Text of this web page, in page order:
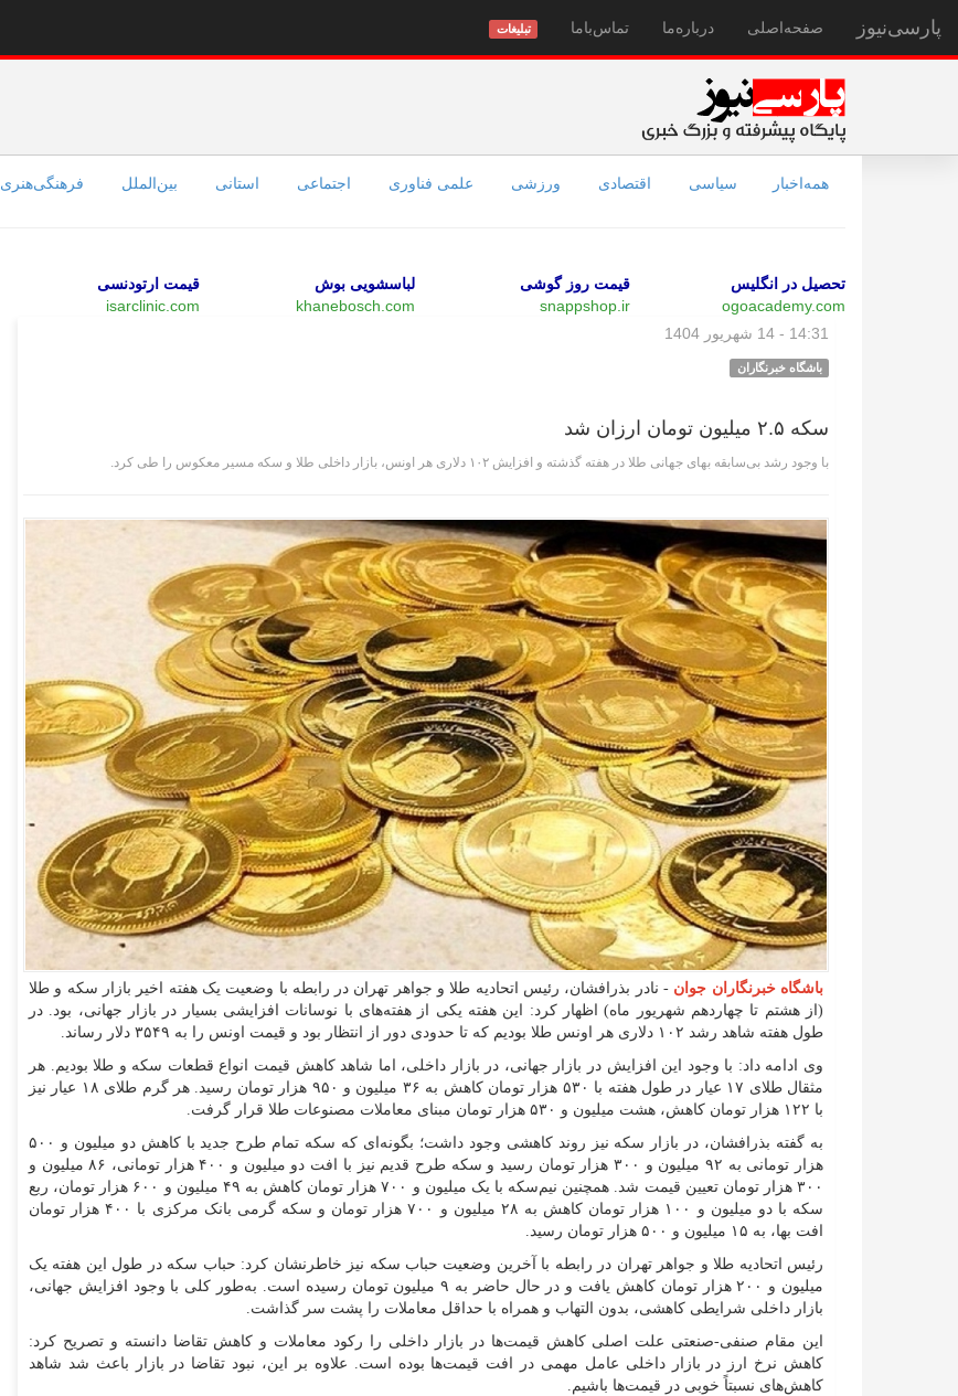
پارسی‌نیوز صفحه‌اصلی درباره‌ما تماس‌با‌ما تبلیغات
همه‌اخبار سیاسی اقتصادی ورزشی علمی فناوری اجتماعی استانی بین‌الملل فرهنگی‌هنری
تحصیل در انگلیس
ogoacademy.com
قیمت روز گوشی
snappshop.ir
لباسشویی بوش
khanebosch.com
قیمت ارتودنسی
isarclinic.com
14:31 - 14 شهریور 1404
باشگاه خبرنگاران
سکه ۲.۵ میلیون تومان ارزان شد
با وجود رشد بی‌سابقه بهای جهانی طلا در هفته گذشته و افزایش ۱۰۲ دلاری هر اونس، بازار داخلی طلا و سکه مسیر معکوس را طی کرد.
باشگاه خبرنگاران جوان - نادر بذرافشان، رئیس اتحادیه طلا و جواهر تهران در رابطه با وضعیت یک هفته اخیر بازار سکه و طلا
(از هشتم تا چهاردهم شهریور ماه) اظهار کرد: این هفته یکی از هفته‌های با نوسانات افزایشی بسیار در بازار جهانی، بود. در
طول هفته شاهد رشد ۱۰۲ دلاری هر اونس طلا بودیم که تا حدودی دور از انتظار بود و قیمت اونس را به ٣۵۴٩ دلار رساند.
وی ادامه داد: با وجود این افزایش در بازار جهانی، در بازار داخلی، اما شاهد کاهش قیمت انواع قطعات سکه و طلا بودیم. هر
مثقال طلای ۱۷ عیار در طول هفته با ۵۳۰ هزار تومان کاهش به ۳۶ میلیون و ۹۵۰ هزار تومان رسید. هر گرم طلای ۱۸ عیار نیز
با ۱۲۲ هزار تومان کاهش، هشت میلیون و ۵۳۰ هزار تومان مبنای معاملات مصنوعات طلا قرار گرفت.
به گفته بذرافشان، در بازار سکه نیز روند کاهشی وجود داشت؛ بگونه‌ای که سکه تمام طرح جدید با کاهش دو میلیون و ۵۰۰
هزار تومانی به ۹۲ میلیون و ۳۰۰ هزار تومان رسید و سکه طرح قدیم نیز با افت دو میلیون و ۴۰۰ هزار تومانی، ۸۶ میلیون و
۳۰۰ هزار تومان تعیین قیمت شد. همچنین نیم‌سکه با یک میلیون و ۷۰۰ هزار تومان کاهش به ۴۹ میلیون و ۶۰۰ هزار تومان، ربع
سکه با دو میلیون و ۱۰۰ هزار تومان کاهش به ۲۸ میلیون و ۷۰۰ هزار تومان و سکه گرمی بانک مرکزی با ۴۰۰ هزار تومان
افت بها، به ۱۵ میلیون و ۵۰۰ هزار تومان رسید.
رئیس اتحادیه طلا و جواهر تهران در رابطه با آخرین وضعیت حباب سکه نیز خاطرنشان کرد: حباب سکه در طول این هفته یک
میلیون و ۲۰۰ هزار تومان کاهش یافت و در حال حاضر به ۹ میلیون تومان رسیده است. به‌طور کلی با وجود افزایش جهانی،
بازار داخلی شرایطی کاهشی، بدون التهاب و همراه با حداقل معاملات را پشت سر گذاشت.
این مقام صنفی-صنعتی علت اصلی کاهش قیمت‌ها در بازار داخلی را رکود معاملات و کاهش تقاضا دانسته و تصریح کرد:
کاهش نرخ ارز در بازار داخلی عامل مهمی در افت قیمت‌ها بوده است. علاوه بر این، نبود تقاضا در بازار باعث شد شاهد
کاهش‌های نسبتاً خوبی در قیمت‌ها باشیم.